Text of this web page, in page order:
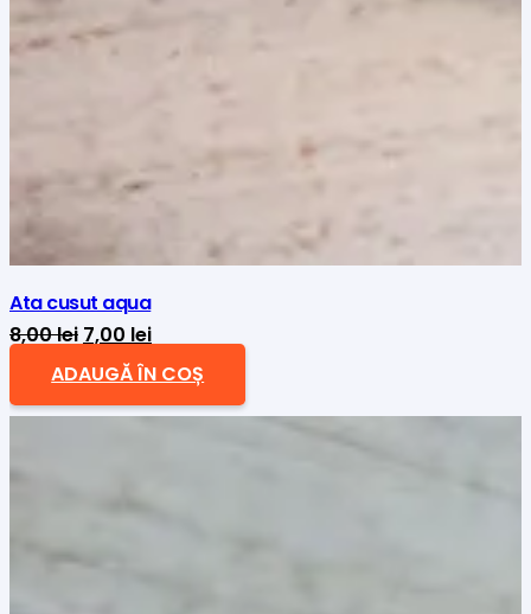
Ata cusut aqua
8,00lei Prețul
inițial
a
7,00 leiPrețul
curent
este:
ADAUGĂ ÎN COȘ